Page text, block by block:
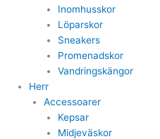
Inomhusskor
Löparskor
Sneakers
Promenadskor
Vandringskängor
Herr
Accessoarer
Kepsar
Midjeväskor